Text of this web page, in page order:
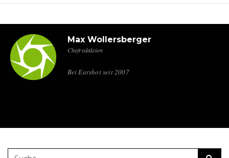
Max Wollersberger
Chefredaktion
Bei Earshot seit 2007